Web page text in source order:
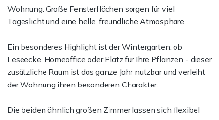
Wohnung. Große Fensterflächen sorgen für viel
Tageslicht und eine helle, freundliche Atmosphäre.
Ein besonderes Highlight ist der Wintergarten: ob
Leseecke, Homeoffice oder Platz für Ihre Pflanzen - dieser
zusätzliche Raum ist das ganze Jahr nutzbar und verleiht
der Wohnung ihren besonderen Charakter.
Die beiden ähnlich großen Zimmer lassen sich flexibel